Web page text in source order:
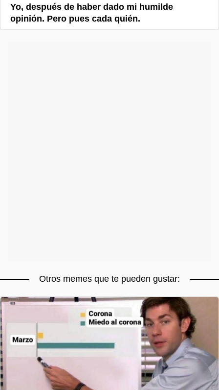
Yo, después de haber dado mi humilde
opinión. Pero pues cada quién.
Otros memes que te pueden gustar: